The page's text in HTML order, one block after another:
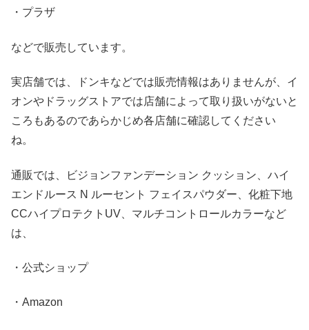
・プラザ
などで販売しています。
実店舗では、ドンキなどでは販売情報はありませんが、イ
オンやドラッグストアでは店舗によって取り扱いがないと
ころもあるのであらかじめ各店舗に確認してください
ね。
通販では、ビジョンファンデーション クッション、ハイ
エンドルース N ルーセント フェイスパウダー、化粧下地
CCハイプロテクトUV、マルチコントロールカラーなど
は、
・公式ショップ
・Amazon